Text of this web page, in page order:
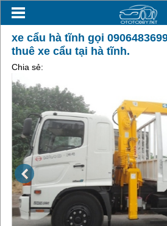
xe cẩu hà tĩnh gọi
thuê xe cẩu tại hà tĩnh.
Chia sẻ: